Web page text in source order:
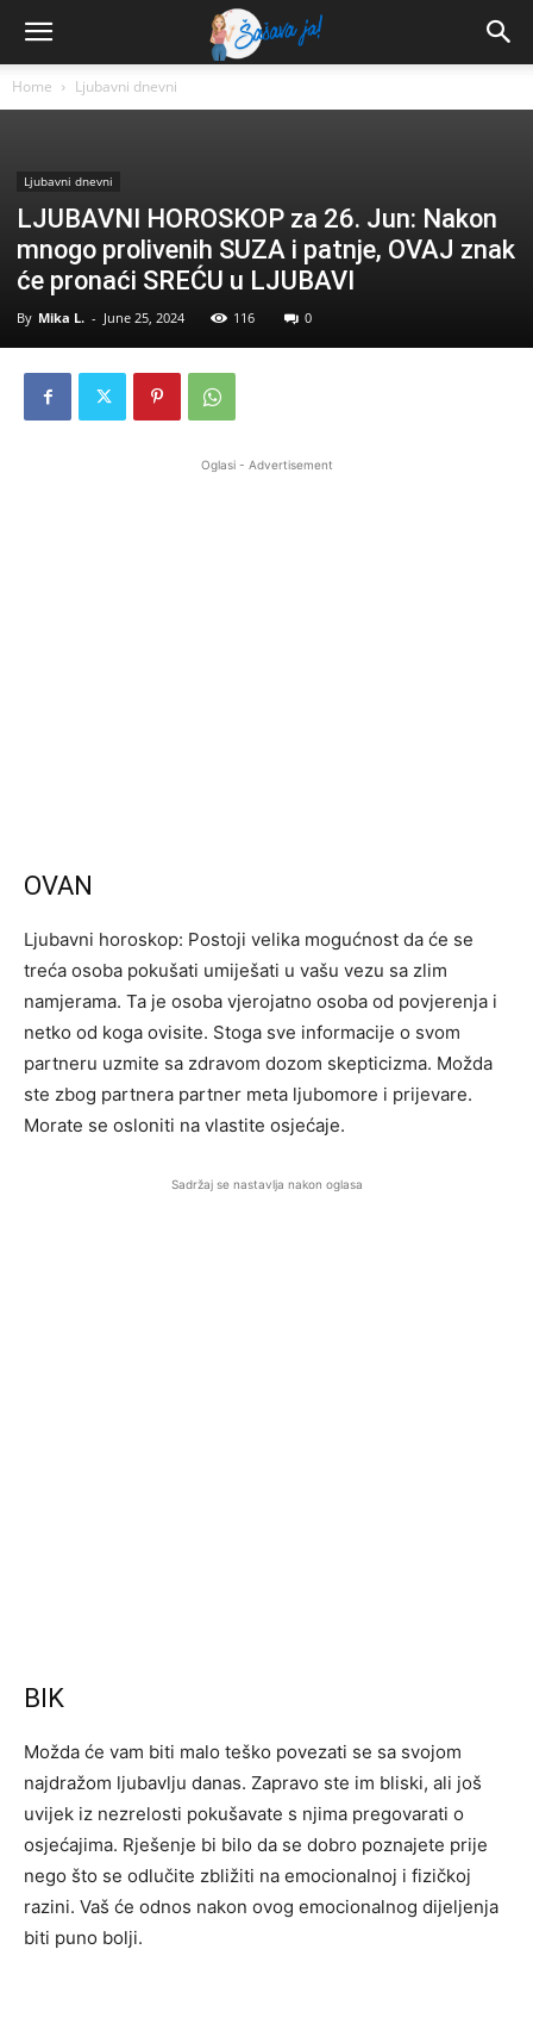
Home Ljubavni dnevni
Ljubavni dnevni
LJUBAVNI HOROSKOP za 26. Jun: Nakon
mnogo prolivenih SUZA i patnje, OVAJ znak
će pronaći SREĆU u LJUBAVI
By Mika L. - June 25, 2024 116 0
Oglasi - Advertisement
OVAN
Ljubavni horoskop: Postoji velika mogućnost da će se
treća osoba pokušati umiješati u vašu vezu sa zlim
namjerama. Ta je osoba vjerojatno osoba od povjerenja i
netko od koga ovisite. Stoga sve informacije o svom
partneru uzmite sa zdravom dozom skepticizma. Možda
ste zbog partnera partner meta ljubomore i prijevare.
Morate se osloniti na vlastite osjećaje.
Sadržaj se nastavlja nakon oglasa
BIK
Možda će vam biti malo teško povezati se sa svojom
najdražom ljubavlju danas. Zapravo ste im bliski, ali još
uvijek iz nezrelosti pokušavate s njima pregovarati o
osjećajima. Rješenje bi bilo da se dobro poznajete prije
nego što se odlučite zbližiti na emocionalnoj i fizičkoj
razini. Vaš će odnos nakon ovog emocionalnog dijeljenja
biti puno bolji.